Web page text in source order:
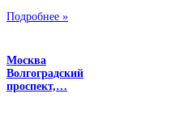
Подробнее »
Москва
Волгоградский
проспект,…